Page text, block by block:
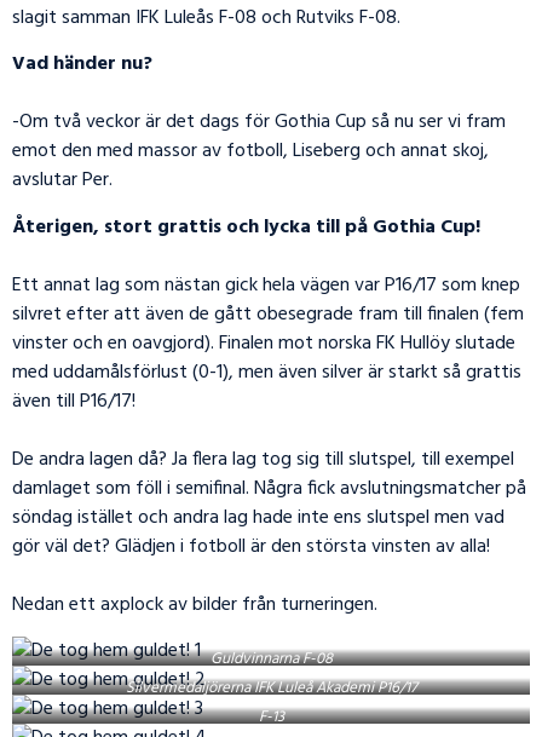
slagit samman IFK Luleås F-08 och Rutviks F-08.
Vad händer nu?
-Om två veckor är det dags för Gothia Cup så nu ser vi fram
emot den med massor av fotboll, Liseberg och annat skoj,
avslutar Per.
Återigen, stort grattis och lycka till på Gothia Cup!
Ett annat lag som nästan gick hela vägen var P16/17 som knep
silvret efter att även de gått obesegrade fram till finalen (fem
vinster och en oavgjord). Finalen mot norska FK Hullöy slutade
med uddamålsförlust (0-1), men även silver är starkt så grattis
även till P16/17!
De andra lagen då? Ja flera lag tog sig till slutspel, till exempel
damlaget som föll i semifinal. Några fick avslutningsmatcher på
söndag istället och andra lag hade inte ens slutspel men vad
gör väl det? Glädjen i fotboll är den största vinsten av alla!
Nedan ett axplock av bilder från turneringen.
Guldvinnarna F-08
Silvermedaljörerna IFK Luleå Akademi P16/17
F-13